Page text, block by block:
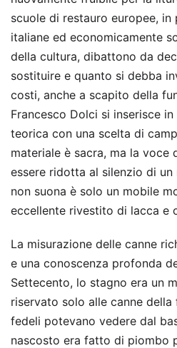
scuole di restauro europee,
italiane ed economicamente
della cultura, dibattono da
sostituire e quanto si debba
costi, anche a scapito della
Francesco Dolci si inserisce
teorica con una scelta di
materiale è sacra, ma la voce
essere ridotta al silenzio di un
non suona è solo un mobile
eccellente rivestito di lacca e
La misurazione delle canne
e una conoscenza profonda
Settecento, lo stagno era un
riservato solo alle canne
fedeli potevano vedere dal
nascosto era fatto di piombo